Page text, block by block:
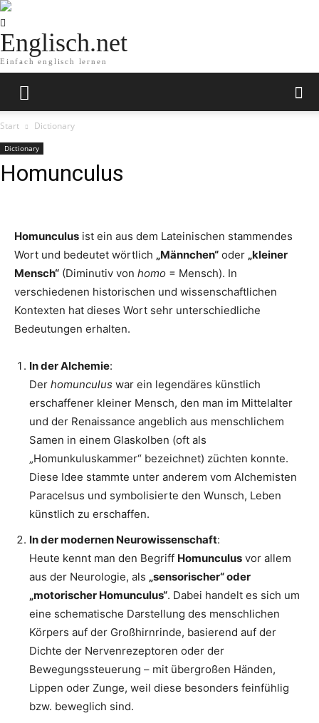
Englisch.net
Einfach englisch lernen
Start Dictionary
Dictionary
Homunculus
Homunculus ist ein aus dem Lateinischen stammendes
Wort und bedeutet wörtlich „Männchen“ oder „kleiner
Mensch“ (Diminutiv von homo = Mensch). In
verschiedenen historischen und wissenschaftlichen
Kontexten hat dieses Wort sehr unterschiedliche
Bedeutungen erhalten.
In der Alchemie:
Der homunculus war ein legendäres künstlich
erschaffener kleiner Mensch, den man im Mittelalter
und der Renaissance angeblich aus menschlichem
Samen in einem Glaskolben (oft als
„Homunkuluskammer“ bezeichnet) züchten konnte.
Diese Idee stammte unter anderem vom Alchemisten
Paracelsus und symbolisierte den Wunsch, Leben
künstlich zu erschaffen.
In der modernen Neurowissenschaft:
Heute kennt man den Begriff Homunculus vor allem
aus der Neurologie, als „sensorischer“ oder
„motorischer Homunculus“. Dabei handelt es sich um
eine schematische Darstellung des menschlichen
Körpers auf der Großhirnrinde, basierend auf der
Dichte der Nervenrezeptoren oder der
Bewegungssteuerung – mit übergroßen Händen,
Lippen oder Zunge, weil diese besonders feinfühlig
bzw. beweglich sind.